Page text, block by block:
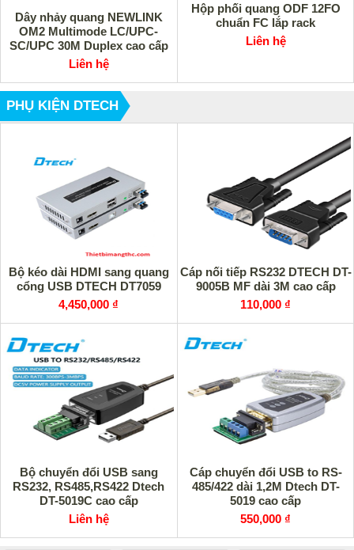
Dây nhảy quang NEWLINK
OM2 Multimode LC/UPC-
SC/UPC 30M Duplex cao cấp
Liên hệ
Hộp phối quang ODF 12FO
chuẩn FC lắp rack
Liên hệ
PHỤ KIỆN DTECH
Bộ kéo dài HDMI sang quang
cổng USB DTECH DT7059
4,450,000 ₫
Cáp nối tiếp RS232 DTECH DT-
9005B MF dài 3M cao cấp
110,000 ₫
Bộ chuyển đổi USB sang
RS232, RS485,RS422 Dtech
DT-5019C cao cấp
Liên hệ
Cáp chuyển đổi USB to RS-
485/422 dài 1,2M Dtech DT-
5019 cao cấp
550,000 ₫